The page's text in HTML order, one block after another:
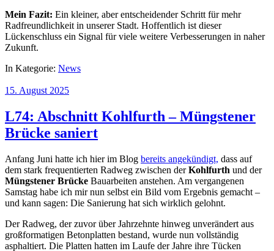
Mein Fazit: Ein kleiner, aber entscheidender Schritt für mehr
Radfreundlichkeit in unserer Stadt. Hoffentlich ist dieser
Lückenschluss ein Signal für viele weitere Verbesserungen in naher
Zukunft.
In Kategorie: News
15. August 2025
L74: Abschnitt Kohlfurth – Müngstener
Brücke saniert
Anfang Juni hatte ich hier im Blog bereits angekündigt, dass auf
dem stark frequentierten Radweg zwischen derKohlfurth und der
Müngstener Brücke Bauarbeiten anstehen. Am vergangenen
Samstag habe ich mir nun selbst ein Bild vom Ergebnis gemacht –
und kann sagen: Die Sanierung hat sich wirklich gelohnt.
Der Radweg, der zuvor über Jahrzehnte hinweg unverändert aus
großformatigen Betonplatten bestand, wurde nun vollständig
asphaltiert. Die Platten hatten im Laufe der Jahre ihre Tücken